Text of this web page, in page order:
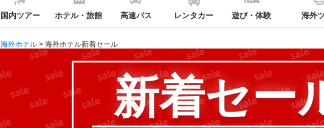
国内ツアー ホテル・旅館 高速バス レンタカー 遊び・体験 海外
海外ホテル > 海外ホテル新着セール
新着セー